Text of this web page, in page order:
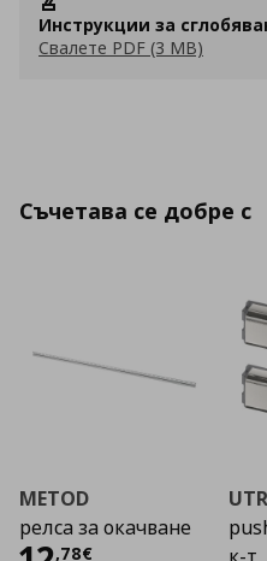
Инструкции за
Свалете PDF (3 MB)
Съчетава се добре с
METOD
релса за окачване
,78€